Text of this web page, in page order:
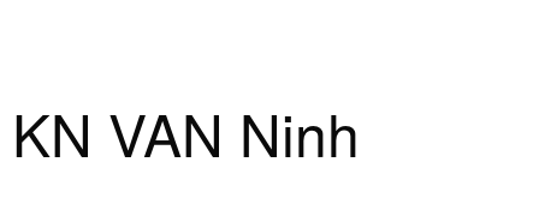
总
线
勒
成
KN VAN Ninh